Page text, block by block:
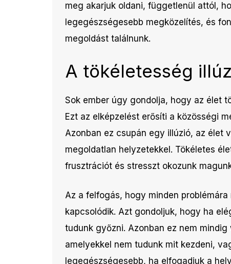
meg akarjuk oldani, függetlenül attól,
legegészségesebb megközelítés, és
megoldást találnunk.
A tökéletesség
Sok ember úgy gondolja, hogy az élet
Ezt az elképzelést erősíti a közösségi
Azonban ez csupán egy illúzió, az élet
megoldatlan helyzetekkel. Tökéletes
frusztrációt és stresszt okozunk
Az a felfogás, hogy minden
kapcsolódik. Azt gondoljuk, hogy ha
tudunk győzni. Azonban ez nem
amelyekkel nem tudunk mit kezdeni,
legegészségesebb, ha elfogadjuk a